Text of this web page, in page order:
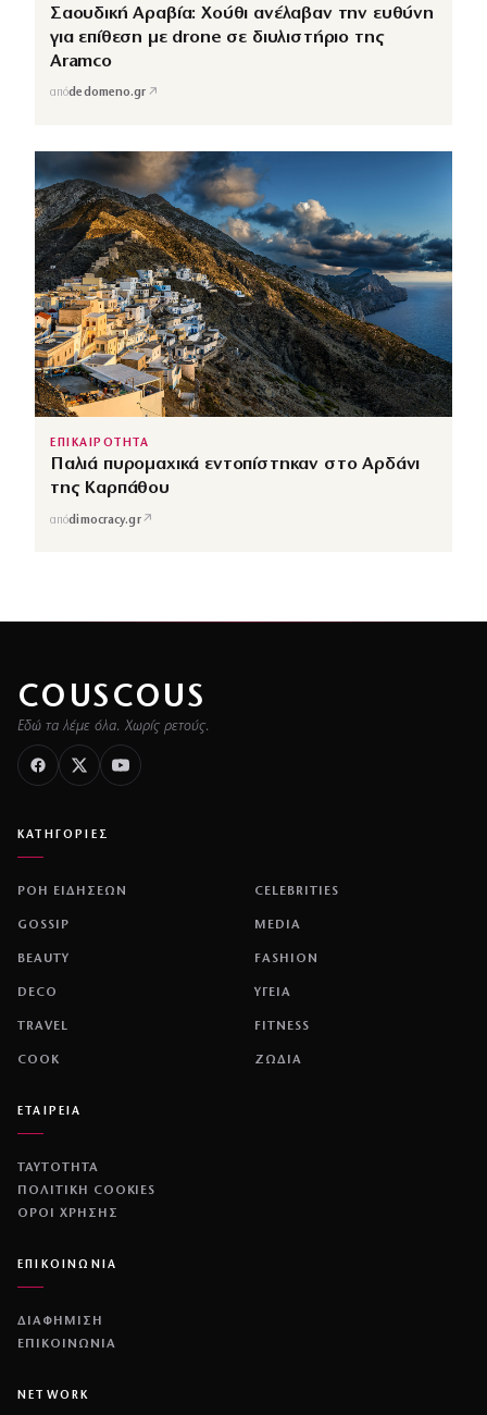
Σαουδική Αραβία: Χούθι ανέλαβαν την ευθύνη
για επίθεση με drone σε διυλιστήριο της
Aramco
απόdedomeno.gr ↗
ΕΠΙΚΑΙΡΟΤΗΤΑ
Παλιά πυρομαχικά εντοπίστηκαν στο Αρδάνι
της Καρπάθου
απόdimocracy.gr↗
COUSCOUS
Εδώ τα λέμε όλα. Χωρίς ρετούς.
ΚΑΤΗΓΟΡΙΕΣ
ΡΟΗ ΕΙΔΗΣΕΩΝ CELEBRITIES
GOSSIP MEDIA
BEAUTY FASHION
DECO ΥΓΕΙΑ
TRAVEL FITNESS
COOK ΖΩΔΙΑ
ΕΤΑΙΡΕΙΑ
ΤΑΥΤΟΤΗΤΑ
ΠΟΛΙΤΙΚΉ COOKIES
ΌΡΟΙ ΧΡΉΣΗΣ
ΕΠΙΚΟΙΝΩΝΙΑ
ΔΙΑΦΗΜΙΣΗ
ΕΠΙΚΟΙΝΩΝΙΑ
NETWORK